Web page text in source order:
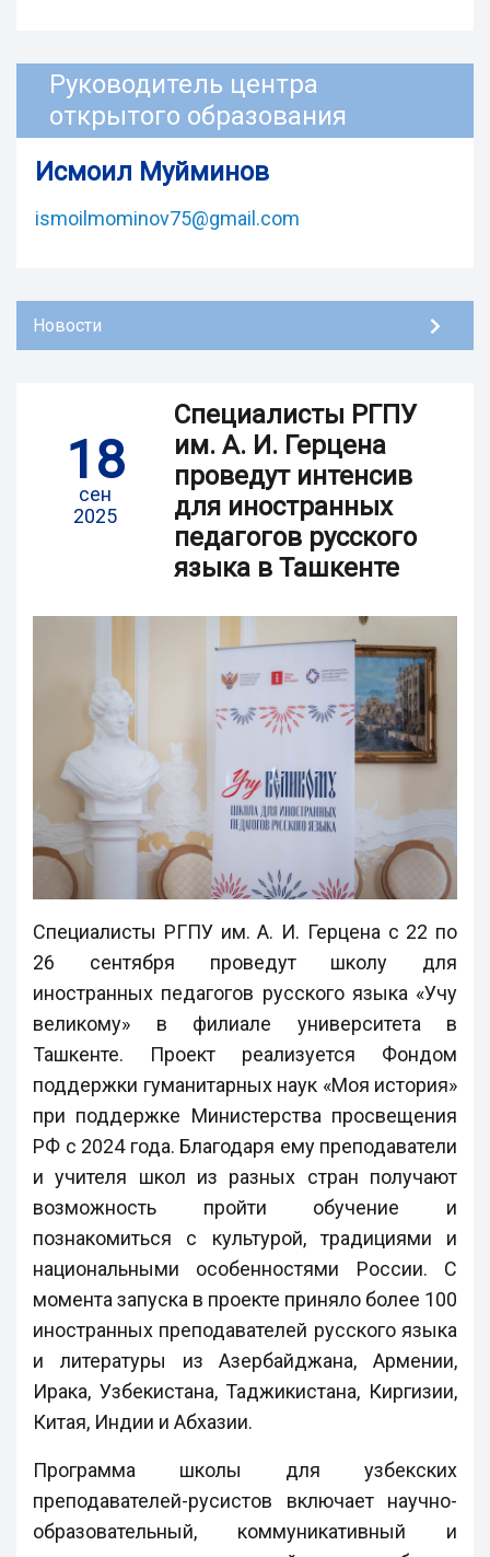
Руководитель центра
открытого образования
Исмоил Муйминов
ismoilmominov75@gmail.com
Новости
18
сен
2025
Специалисты РГПУ
им. А. И. Герцена
проведут интенсив
для иностранных
педагогов русского
языка в Ташкенте
Специалисты РГПУ им. А. И. Герцена с 22 по
26 сентября проведут школу для
иностранных педагогов русского языка «Учу
великому» в филиале университета в
Ташкенте. Проект реализуется Фондом
поддержки гуманитарных наук «Моя история»
при поддержке Министерства просвещения
РФ с 2024 года. Благодаря ему преподаватели
и учителя школ из разных стран получают
возможность пройти обучение и
познакомиться с культурой, традициями и
национальными особенностями России. С
момента запуска в проекте приняло более 100
иностранных преподавателей русского языка
и литературы из Азербайджана, Армении,
Ирака, Узбекистана, Таджикистана, Киргизии,
Китая, Индии и Абхазии.
Программа школы для узбекских
преподавателей-русистов включает научно-
образовательный, коммуникативный и